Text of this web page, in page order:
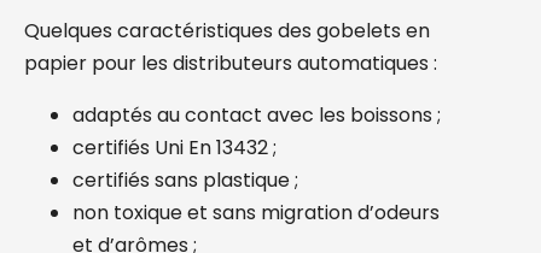
Quelques caractéristiques des gobelets en
papier pour les distributeurs automatiques :
adaptés au contact avec les boissons ;
certifiés Uni En 13432 ;
certifiés sans plastique ;
non toxique et sans migration d’odeurs
et d’arômes ;